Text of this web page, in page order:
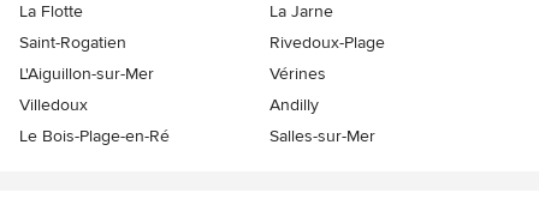
La Flotte
La Jarne
Saint-Rogatien
Rivedoux-Plage
L'Aiguillon-sur-Mer
Vérines
Villedoux
Andilly
Le Bois-Plage-en-Ré
Salles-sur-Mer